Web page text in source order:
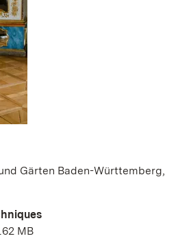
Gärten Baden-Württemberg,
MB